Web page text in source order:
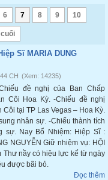
6 7 8 9 10
Sĩ MARIA DUNG
CH (Xem: 14235)
đề nghị của Ban Chấp
Côi Hoa Kỳ. -Chiếu đề nghị
Côi tại TP Las Vegas – Hoa Kỳ.
nhân sự. -Chiếu thành tích
sự. Nay Bổ Nhiệm: Hiệp Sĩ :
NGUYỄN Giữ nhiệm vụ: HỘI
Thư nầy có hiệu lực kể từ ngày
được bãi bỏ.
Đọc thêm